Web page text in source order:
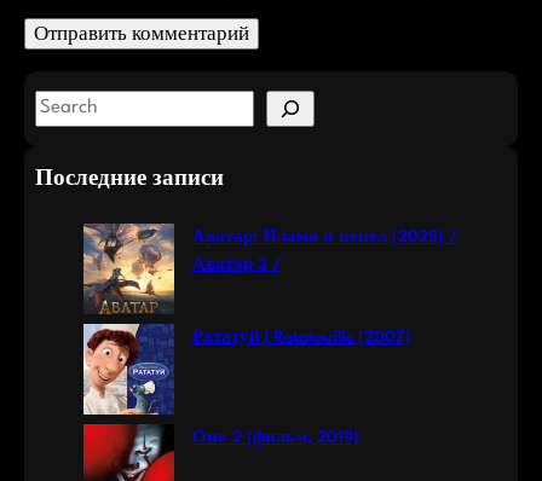
S
a
Последние записи
Аватар: Пламя и пепел (2025) /
Аватар 3 /
Рататуй | Ratatouille (2007)
Оно 2 (фильм, 2019)